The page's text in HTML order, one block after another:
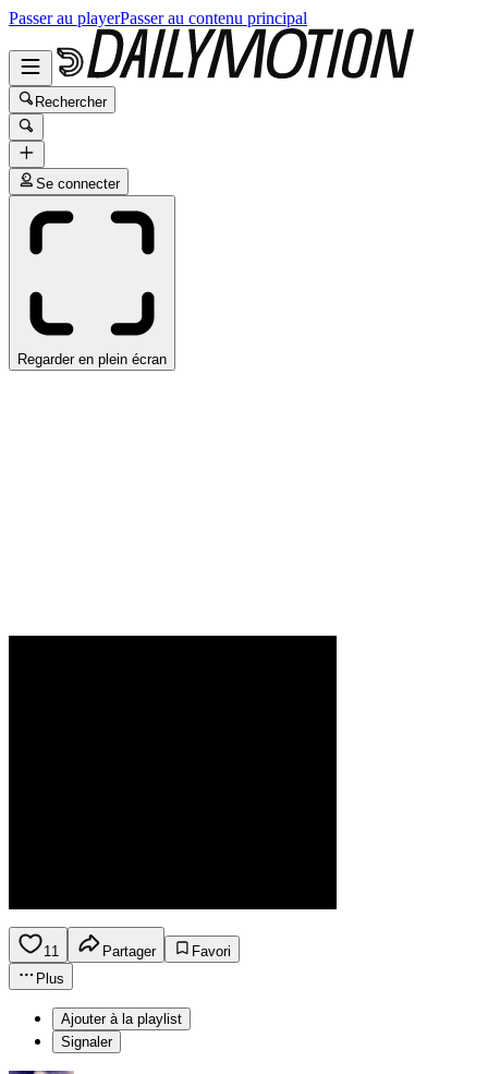
Passer au playerPasser au contenu principal
Rechercher
Se connecter
Regarder en plein écran
11 Partager
Favori
Plus
Ajouter à la playlist
Signaler